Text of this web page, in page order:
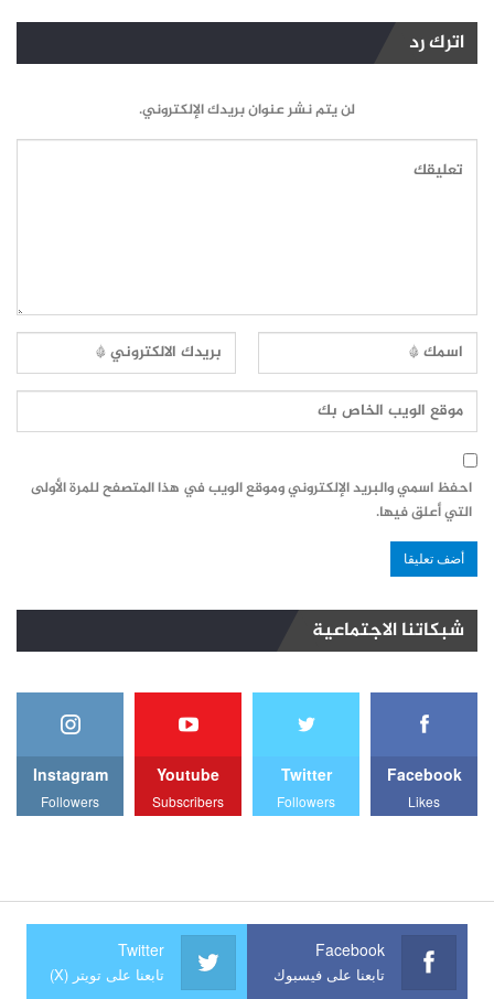
اترك رد
لن يتم نشر عنوان بريدك الإلكتروني.
احفظ اسمي والبريد الإلكتروني وموقع الويب في هذا المتصفح للمرة الأولى
التي أعلق فيها.
شبكاتنا الاجتماعية
Facebook
Likes
Twitter
Followers
Youtube
Subscribers
Instagram
Followers
Facebook
تابعنا على فيسبوك
Twitter
تابعنا على تويتر (X)